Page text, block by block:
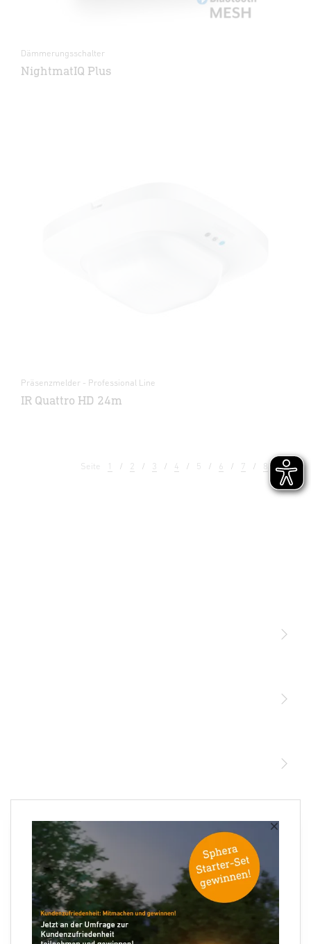
×
Dämmerungsschalter
NightmatIQ Plus
Präsenzmelder - Professional Line
IR Quattro HD 24m
Seite 1 2 3 4 5 6 7 8 9
Ihre E-Mail Adresse